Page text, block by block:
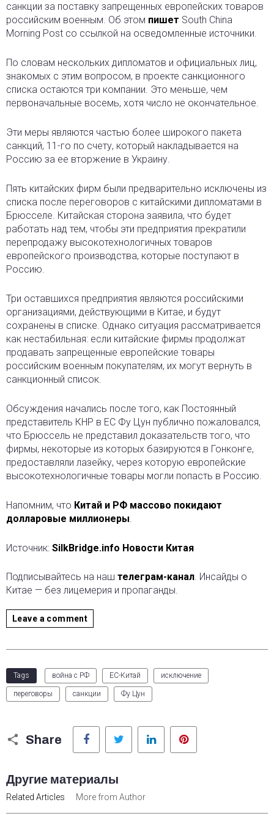
санкции за поставку запрещенных европейских товаров
российским военным. Об этом пишет South China
Morning Post со ссылкой на осведомленные источники.
По словам нескольких дипломатов и официальных лиц,
знакомых с этим вопросом, в проекте санкционного
списка остаются три компании. Это меньше, чем
первоначальные восемь, хотя число не окончательное.
Эти меры являются частью более широкого пакета
санкций, 11-го по счету, который накладывается на
Россию за ее вторжение в Украину.
Пять китайских фирм были предварительно исключены из
списка после переговоров с китайскими дипломатами в
Брюсселе. Китайская сторона заявила, что будет
работать над тем, чтобы эти предприятия прекратили
перепродажу высокотехнологичных товаров
европейского производства, которые поступают в
Россию.
Три оставшихся предприятия являются российскими
организациями, действующими в Китае, и будут
сохранены в списке. Однако ситуация рассматривается
как нестабильная: если китайские фирмы продолжат
продавать запрещенные европейские товары
российским военным покупателям, их могут вернуть в
санкционный список.
Обсуждения начались после того, как Постоянный
представитель КНР в ЕС Фу Цун публично пожаловался,
что Брюссель не представил доказательств того, что
фирмы, некоторые из которых базируются в Гонконге,
предоставляли лазейку, через которую европейские
высокотехнологичные товары могли попасть в Россию.
Напомним, что Китай и РФ массово покидают
долларовые миллионеры.
Источник: SilkBridge.info Новости Китая
Подписывайтесь на наш телеграм-канал. Инсайды о
Китае — без лицемерия и пропаганды.
Leave a comment
Tags война с РФ ЕС-Китай исключение
переговоры санкции Фу Цун
Share
Facebook Twitter LinkedIn
Другие материалы
Related Articles More from Author